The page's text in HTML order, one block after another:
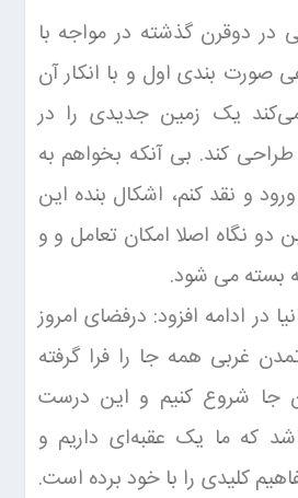
دوقرن گذشته در مواجه با
صورت بندی اول و با انکار آن
یک زمین جدیدی را در
کند. بی آنکه بخواهم به
و نقد کنم، اشکال بنده این
دو نگاه اصلا امکان تعامل و و
بسته می شود.
در ادامه افزود: درفضای امروز
غربی همه جا را فرا گرفته
جا شروع کنیم و این درست
که ما یک عقبه‌ای داریم و
کلیدی را با خود برده است.